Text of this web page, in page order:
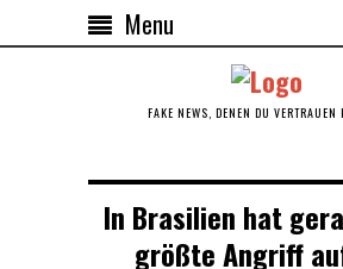
Menu
FAKE NEWS, DENEN DU VERTRAUEN
In Brasilien hat
größte Angriff